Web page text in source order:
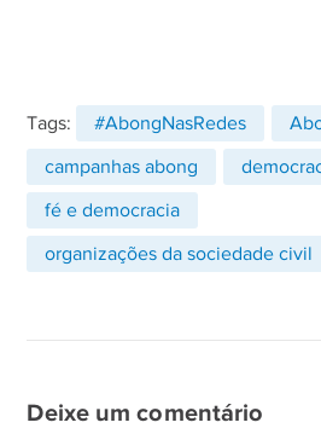
Tags: #AbongNasRedes
campanhas abong
fé e democracia
organizações da sociedade civil
Deixe um comentário